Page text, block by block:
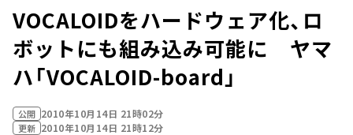
VOCALOIDをハードウェア化、ロ
ボットにも組み込み可能に ヤマ
ハ「VOCALOID-board」
公開 2010年10月14日 21時02分
更新 2010年10月14日 21時12分